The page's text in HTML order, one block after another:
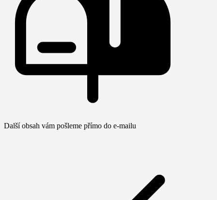
Další obsah vám pošleme přímo do e-mailu